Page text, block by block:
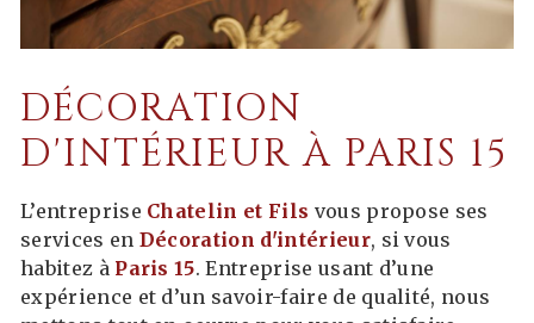
DÉCORATION
D'INTÉRIEUR À PARIS 15
L’entreprise Chatelin et Fils vous propose ses
services en Décoration d'intérieur, si vous
habitez à Paris 15. Entreprise usant d’une
expérience et d’un savoir-faire de qualité, nous